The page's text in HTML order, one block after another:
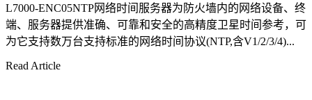
L7000-ENC05NTP网络时间服务器为防火墙内的网络设备、终
端、服务器提供准确、可靠和安全的高精度卫星时间参考，可
为它支持数万台支持标准的网络时间协议(NTP,含V1/2/3/4)...
Read Article